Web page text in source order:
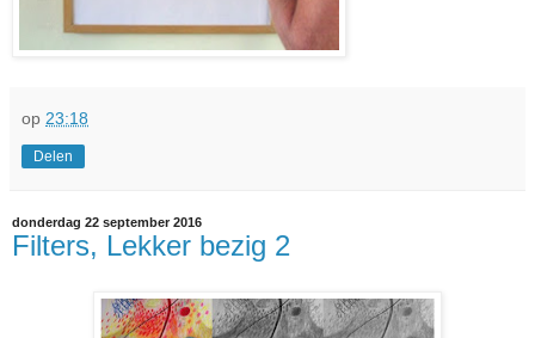
op 23:18
Delen
donderdag 22 september 2016
Filters, Lekker bezig 2